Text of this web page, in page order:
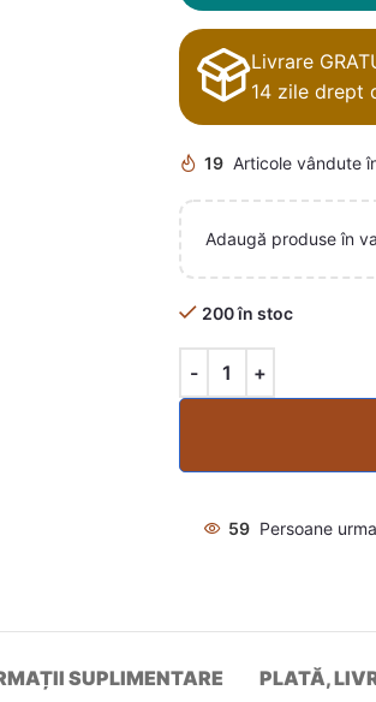
Livrare
14 zile drept
19 Articole vândute
Adaugă produse în
200 în stoc
59 Persoane
SUPLIMENTARE PLATĂ,